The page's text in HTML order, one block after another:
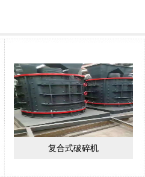
复合式破碎机